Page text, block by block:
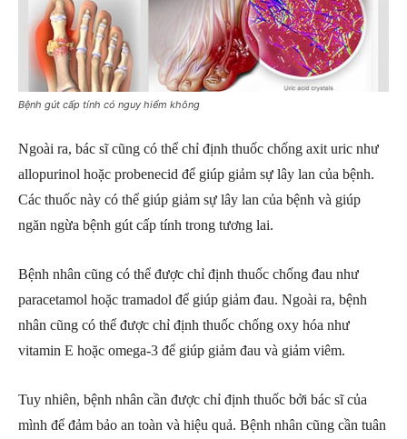
Bệnh gút cấp tính có nguy hiểm không
Ngoài ra, bác sĩ cũng có thể chỉ định thuốc chống axit uric như
allopurinol hoặc probenecid để giúp giảm sự lây lan của bệnh.
Các thuốc này có thể giúp giảm sự lây lan của bệnh và giúp
ngăn ngừa bệnh gút cấp tính trong tương lai.
Bệnh nhân cũng có thể được chỉ định thuốc chống đau như
paracetamol hoặc tramadol để giúp giảm đau. Ngoài ra, bệnh
nhân cũng có thể được chỉ định thuốc chống oxy hóa như
vitamin E hoặc omega-3 để giúp giảm đau và giảm viêm.
Tuy nhiên, bệnh nhân cần được chỉ định thuốc bởi bác sĩ của
mình để đảm bảo an toàn và hiệu quả. Bệnh nhân cũng cần tuân